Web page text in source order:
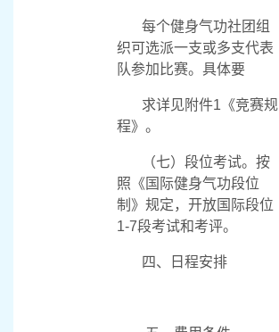
每个健身气功社团组
织可选派一支或多支代表
队参加比赛。具体要
求详见附件1 《竞赛规
程》。
（七）段位考试。按
照《国际健身气功段位
制》规定，开放国际段位
1-7段考试和考评。
四、日程安排